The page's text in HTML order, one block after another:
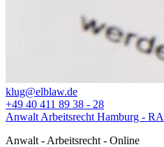
klug@elblaw.de
+49 40 411 89 38 - 28
Anwalt Arbeitsrecht Hamburg -
Anwalt - Arbeitsrecht - Online